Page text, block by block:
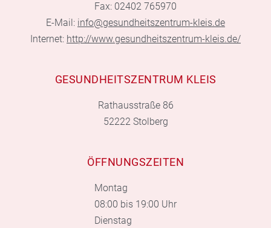
Fax: 02402 765970
E-Mail: info@gesundheitszentrum-kleis.de
Internet: http://www.gesundheitszentrum-kleis.de/
GESUNDHEITSZENTRUM KLEIS
Rathausstraße 86
52222 Stolberg
ÖFFNUNGSZEITEN
Montag
08:00 bis 19:00 Uhr
Dienstag